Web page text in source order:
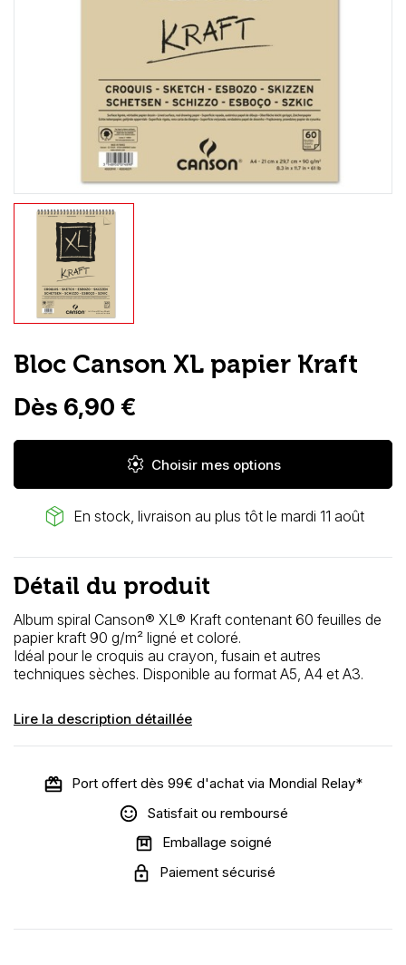
Contact / Aide
Bloc Canson XL papier Kraft
Dès 6,90 €
settings Choisir mes options
package_2 En stock, livraison au plus tôt le mardi 11 août
Détail du produit
Album spiral Canson® XL® Kraft contenant 60 feuilles de
papier kraft 90 g/m² ligné et coloré.
Idéal pour le croquis au crayon, fusain et autres
techniques sèches. Disponible au format A5, A4 et A3.
Lire la description détaillée
Port offert dès 99€ d'achat via Mondial Relay*
Satisfait ou remboursé
Emballage soigné
Paiement sécurisé